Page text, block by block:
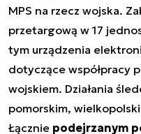
MPS na rzecz wojska.
przetargową w 17
tym urządzenia
dotyczące współpracy
wojskiem. Działania
pomorskim,
Łącznie podejrzanym